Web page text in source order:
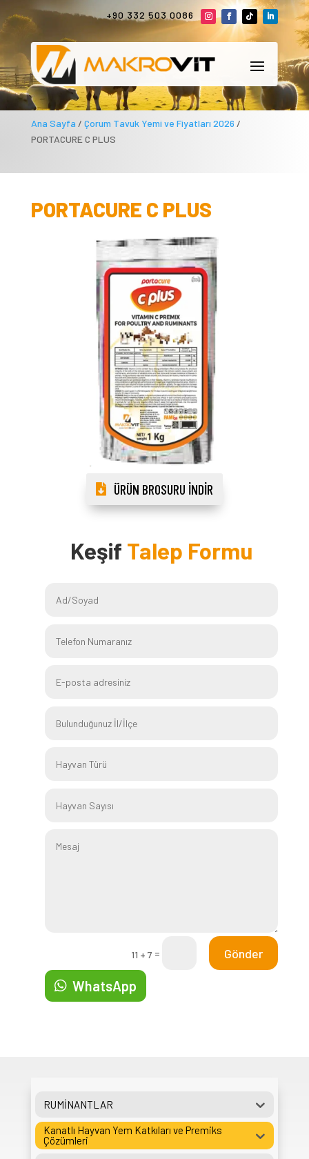
+90 332 503 0086
Ana Sayfa / Çorum Tavuk Yemi ve Fiyatları 2026 /
PORTACURE C PLUS
PORTACURE C PLUS
ÜRÜN BROSURU İNDIR
Keşif Talep Formu
11 + 7 = Gönder
WhatsApp
RUMİNANTLAR
Kanatlı Hayvan Yem Katkıları ve Premiks
Çözümleri